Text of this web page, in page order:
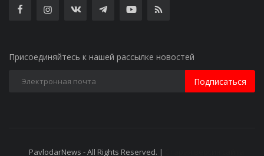
Присоединяйтесь к нашей рассылке новостей
Подписаться
PavlodarNews - All Rights Reserved. |